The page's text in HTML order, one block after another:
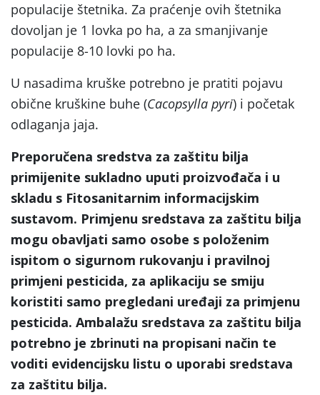
populacije štetnika. Za praćenje ovih štetnika
dovoljan je 1 lovka po ha, a za smanjivanje
populacije 8-10 lovki po ha.
U nasadima kruške potrebno je pratiti pojavu
obične kruškine buhe (Cacopsylla pyri) i početak
odlaganja jaja.
Preporučena sredstva za zaštitu bilja
primijenite sukladno uputi proizvođača i u
skladu s Fitosanitarnim informacijskim
sustavom. Primjenu sredstava za zaštitu bilja
mogu obavljati samo osobe s položenim
ispitom o sigurnom rukovanju i pravilnoj
primjeni pesticida, za aplikaciju se smiju
koristiti samo pregledani uređaji za primjenu
pesticida. Ambalažu sredstava za zaštitu bilja
potrebno je zbrinuti na propisani način te
voditi evidencijsku listu o uporabi sredstava
za zaštitu bilja.